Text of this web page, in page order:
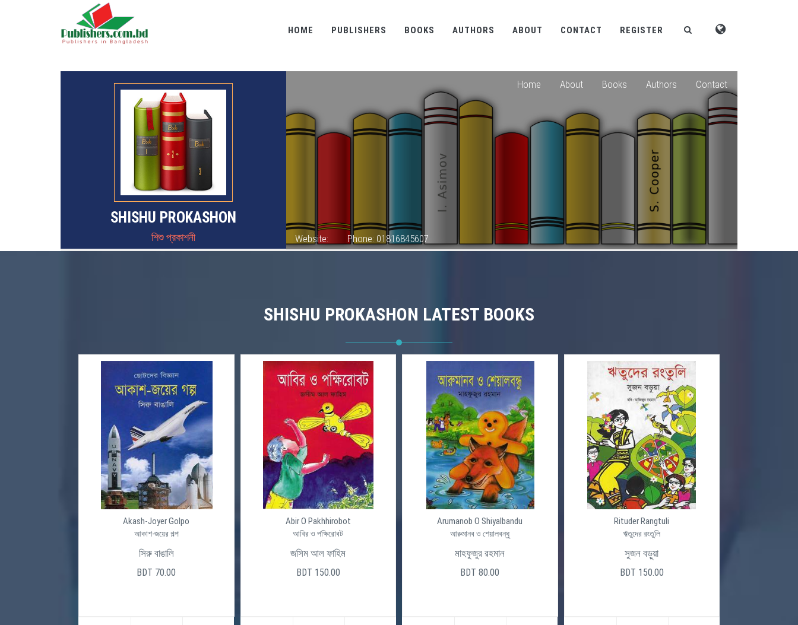
HOME PUBLISHERS BOOKS AUTHORS ABOUT CONTACT REGISTER
SHISHU PROKASHON
শিশু প্রকাশনী
Home About Books Authors Contact
Website: Phone: 01816845607
SHISHU PROKASHON LATEST BOOKS
Akash-Joyer Golpo
আকাশ-জয়ের গল্প
সিরু বাঙালি
BDT 70.00
Abir O Pakhhirobot
আবির ও পক্ষিরোবট
জসিম আল ফাহিম
BDT 150.00
Arumanob O Shiyalbandu
আরুমানব ও শেয়ালবন্ধু
মাহফুজুর রহমান
BDT 80.00
Rituder Rangtuli
ঋতুদের রংতুলি
সুজন বড়ুয়া
BDT 150.00